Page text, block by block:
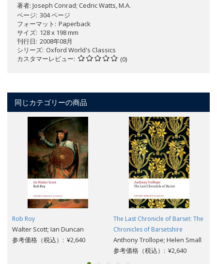
著者: Joseph Conrad; Cedric Watts, M.A.
ページ 304 ページ
フォーマット
Paperback
サイズ 128 x 198 mm
刊行日 2008年08月
シリーズ Oxford World's Classics
カスタマーレビュー
(0)
同じカテゴリーの商品
Rob Roy
Walter Scott; Ian Duncan
参考価格（税込）: ¥2,640
The Last Chronicle of Barset: The
Chronicles of Barsetshire
Anthony Trollope; Helen Small
参考価格（税込）: ¥2,640